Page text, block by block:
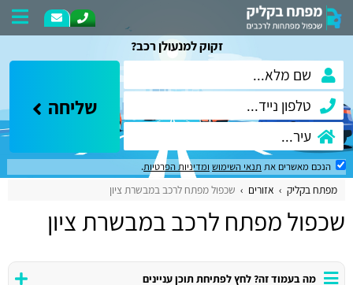
זקוק למנעולן רכב?
שליחה
הנכם מאשרים את תנאי השימוש ומדיניות הפרטיות.
מפתח בקליק אזורים שכפול מפתח לרכב במבשרת ציון
שכפול מפתח לרכב במבשרת ציון
מה בעמוד זה? לחץ לפתיחת תוכן עניינים